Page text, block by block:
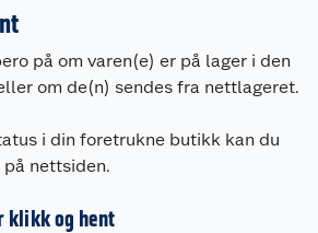
på om varen(e) er på lager i den
om de(n) sendes fra nettlageret.
i din foretrukne butikk kan du
nettsiden.
klikk og hent